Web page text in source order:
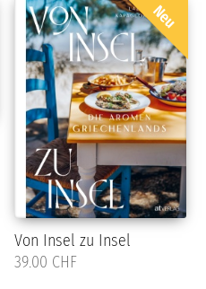
Neu
Von Insel zu Insel
39.00 CHF